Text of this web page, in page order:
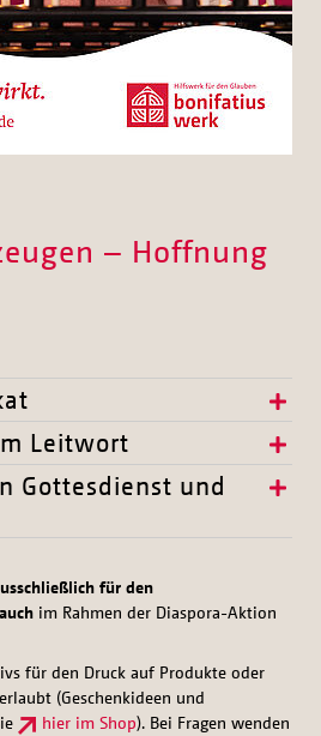
– Hoffnung
Leitwort
Gottesdienst und
für den
im Rahmen der Diaspora-Aktion
für den Druck auf Produkte oder
(Geschenkideen und
hier im Shop). Bei Fragen wenden